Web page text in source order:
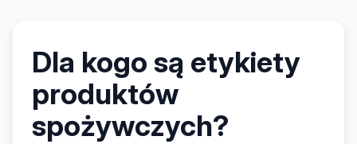
Dla kogo są etykiety
produktów
spożywczych?